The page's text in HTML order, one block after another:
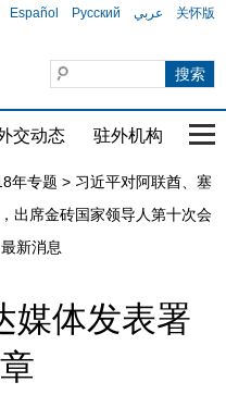
Español Русский عربي 关怀版
交动态 驻外机构 国
年专题 > 习近平对阿联酋、塞
出席金砖国家领导人第十次会
最新消息
媒体发表署